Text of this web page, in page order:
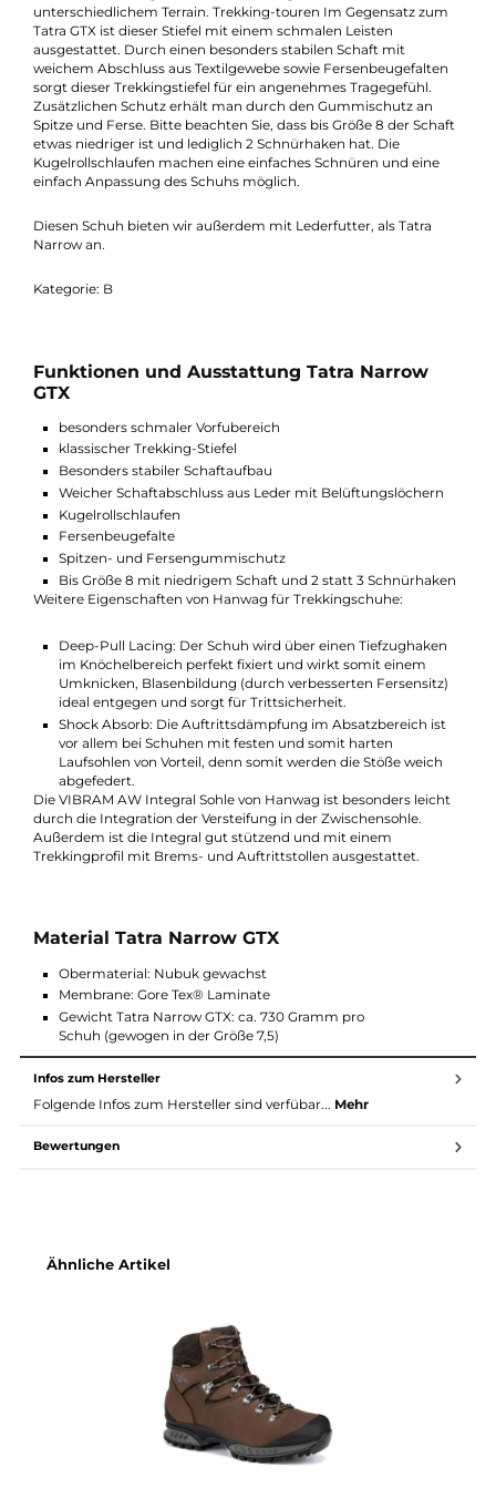
Beschreibung
Der Tatra Narrow GTX ist besonders komfortabler Trekking-
von Hanwag, der durch seine Leichtigkeit und Stabilität
hervorsticht. Dieser Schuh eignet sich optimal für
Hüttenwanderungen oder mehrwöchige Touren auf
unterschiedlichem Terrain. Trekking-touren Im Gegensatz
Tatra GTX ist dieser Stiefel mit einem schmalen Leisten
ausgestattet. Durch einen besonders stabilen Schaft mit
weichem Abschluss aus Textilgewebe sowie
Zusätzlichen Schutz erhält man durch den Gummischutz an
Spitze und Ferse. Bitte beachten Sie, dass bis Größe 8 der
Kugelrollschlaufen machen eine einfaches Schnüren und eine
Diesen Schuh bieten wir außerdem mit Lederfutter, als Tatra
Narrow an.
Kategorie: B
Funktionen und Ausstattung Tatra Narrow
GTX
besonders schmaler Vorfubereich
klassischer Trekking-Stiefel
Weicher Schaftabschluss aus Leder mit Belüftungslöchern
Kugelrollschlaufen
Fersenbeugefalte
Spitzen- und Fersengummischutz
Bis Größe 8 mit niedrigem Schaft und 2 statt 3
Weitere Eigenschaften von Hanwag für Trekkingschuhe:
Deep-Pull Lacing: Der Schuh wird über einen Tiefzughaken
im Knöchelbereich perfekt fixiert und wirkt somit einem
vor allem bei Schuhen mit festen und somit harten
abgefedert.
Die VIBRAM AW Integral Sohle von Hanwag ist besonders
durch die Integration der Versteifung in der Zwischensohle.
Außerdem ist die Integral gut stützend und mit einem
Trekkingprofil mit Brems- und Auftrittstollen ausgestattet.
Material Tatra Narrow GTX
Schuh (gewogen in der Größe 7,5)
Folgende Infos zum Hersteller sind verfübar...